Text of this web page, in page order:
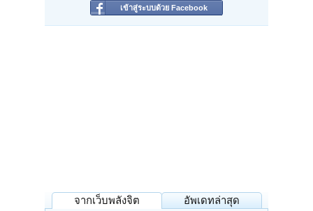
เข้าสู่ระบบด้วย Facebook
จากเว็บพลังจิต อัพเดทล่าสุด